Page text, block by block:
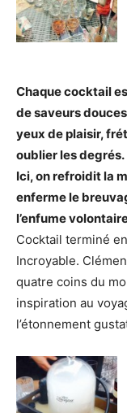
Chaque cocktail
de saveurs
yeux de plaisir,
oublier les degrés.
Ici, on refroidit la
enferme le
l’enfume
Cocktail terminé
Incroyable.
quatre coins du
inspiration au
l’étonnement